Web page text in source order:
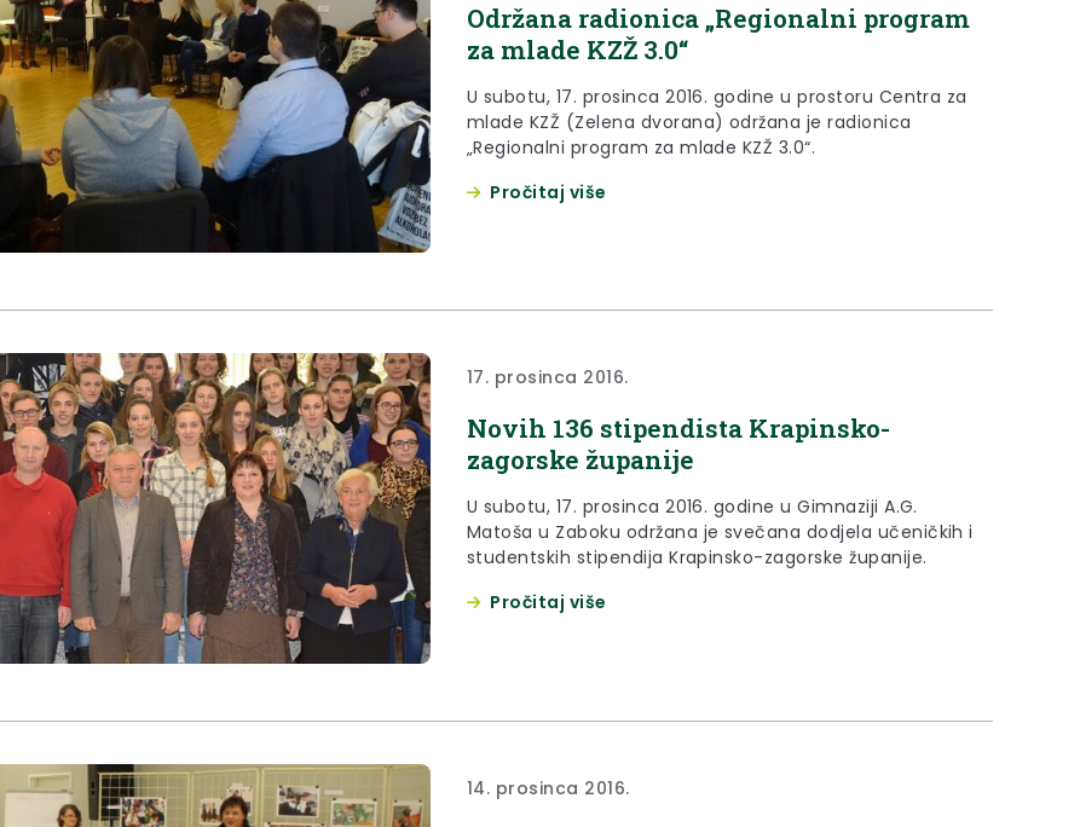
Održana radionica „Regionalni program
za mlade KZŽ 3.0“
U subotu, 17. prosinca 2016. godine u prostoru Centra za
mlade KZŽ (Zelena dvorana) održana je radionica
„Regionalni program za mlade KZŽ 3.0“.
Pročitaj više
17. prosinca 2016.
Novih 136 stipendista Krapinsko-
zagorske županije
U subotu, 17. prosinca 2016. godine u Gimnaziji A.G.
Matoša u Zaboku održana je svečana dodjela učeničkih i
studentskih stipendija Krapinsko-zagorske županije.
Pročitaj više
14. prosinca 2016.